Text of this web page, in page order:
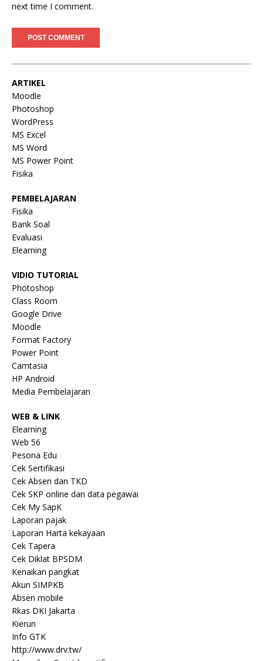
next time I comment.
ARTIKEL
Moodle
Photoshop
WordPress
MS Excel
MS Word
MS Power Point
Fisika
PEMBELAJARAN
Fisika
Bank Soal
Evaluasi
Elearning
VIDIO TUTORIAL
Photoshop
Class Room
Google Drive
Moodle
Format Factory
Power Point
Camtasia
HP Android
Media Pembelajaran
WEB & LINK
Elearning
Web 56
Pesona Edu
Cek Sertifikasi
Cek Absen dan TKD
Cek SKP online dan data pegawai
Cek My SapK
Laporan pajak
Laporan Harta kekayaan
Cek Tapera
Cek Diklat BPSDM
Kenaikan pangkat
Akun SIMPKB
Absen mobile
Rkas DKI Jakarta
Kierun
Info GTK
http://www.drv.tw/